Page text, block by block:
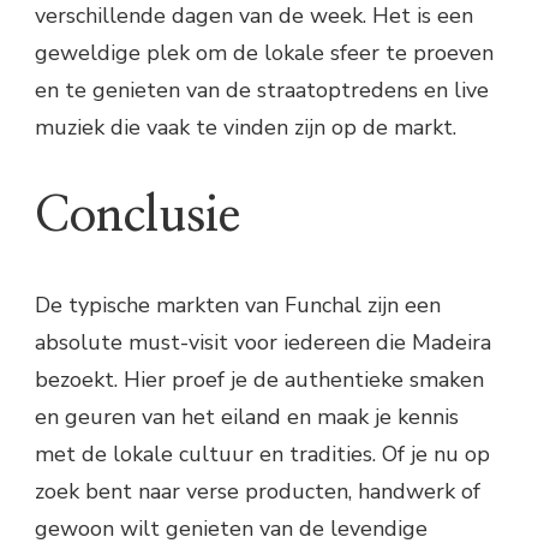
verschillende dagen van de week. Het is een
geweldige plek om de lokale sfeer te proeven
en te genieten van de straatoptredens en live
muziek die vaak te vinden zijn op de markt.
Conclusie
De typische markten van Funchal zijn een
absolute must-visit voor iedereen die Madeira
bezoekt. Hier proef je de authentieke smaken
en geuren van het eiland en maak je kennis
met de lokale cultuur en tradities. Of je nu op
zoek bent naar verse producten, handwerk of
gewoon wilt genieten van de levendige